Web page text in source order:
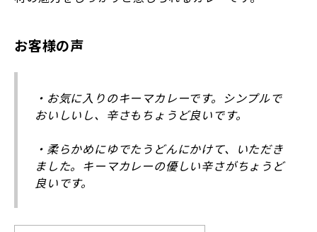
お客様の声
・お気に入りのキーマカレーです。シンプルで
おいしいし、辛さもちょうど良いです。
・柔らかめにゆでたうどんにかけて、いただき
ました。キーマカレーの優しい辛さがちょうど
良いです。